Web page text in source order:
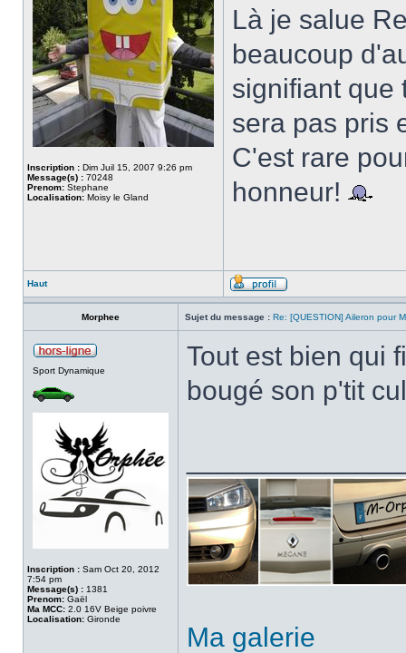
Inscription : Dim Juil 15, 2007 9:26 pm
Message(s) : 70248
Prenom: Stephane
Localisation: Moisy le Gland
Là je salue
beaucoup
signifiant que
sera pas pris
C'est rare
honneur!
Haut
Morphee Sujet du message : Re: [QUESTION] Aileron pour
Sport Dynamique
Inscription : Sam Oct 20, 2012
7:54 pm
Message(s) : 1381
Prenom: Gaël
Ma MCC: 2.0 16V Beige poivre
Localisation: Gironde
Tout est bien qui
bougé son p'tit
Ma galerie